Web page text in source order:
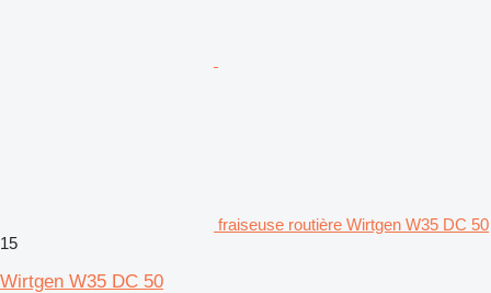
fraiseuse routière Wirtgen W35 DC 50
15
Wirtgen W35 DC 50